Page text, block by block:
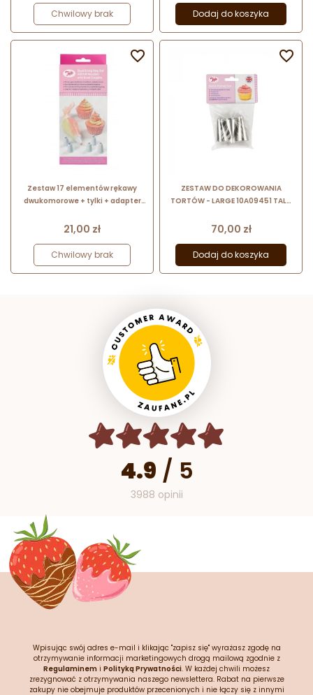
Chwilowy brak Dodaj do koszyka
Zestaw 17 elementów rękawy
dwukomorowe + tylki + adapter
Cena
21,00 zł
Chwilowy brak

ZESTAW DO DEKOROWANIA
TORTÓW - LARGE 10A09451 TALA
użytku + 3 końcówki do dekoracji
Cena
70,00 zł
Dodaj do koszyka

4.9 / 5
3988 opinii
Wpisując swój adres e-mail i klikając "zapisz się" wyrażasz zgodę na
otrzymywanie informacji marketingowych drogą mailową zgodnie z
Regulaminem i Polityką Prywatności. W każdej chwili możesz
zrezygnować z otrzymywania naszego newslettera. Rabat na pierwsze
zakupy nie obejmuje produktów przecenionych i nie łączy się z innymi